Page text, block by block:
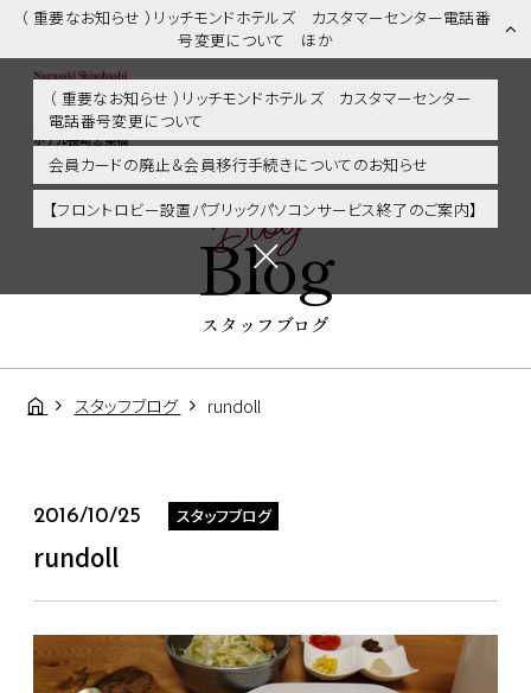
（ 重要なお知らせ ）リッチモンドホテルズ カスタマーセンター電話番
号変更について ほか
（ 重要なお知らせ ）リッチモンドホテルズ カスタマーセンター
電話番号変更について
会員カードの廃止＆会員移行手続きについてのお知らせ
【フロントロビー設置パブリックパソコンサービス終了のご案内】
スタッフブログ | 長崎市内・観光・グルメに好アクセス！リッチモンド
ホテル長崎思案橋
Blog
Blog
スタッフブログ
スタッフブログ rundoll
2016/10/25 スタッフブログ
rundoll